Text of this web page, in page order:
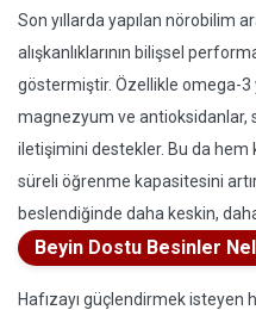
Son yıllarda yapılan nörobilim
alışkanlıklarının bilişsel
göstermiştir. Özellikle omega-
magnezyum ve antioksidanlar,
iletişimini destekler. Bu da hem
süreli öğrenme kapasitesini
beslendiğinde daha keskin,
Beyin Dostu Besinler
Hafızayı güçlendirmek isteyen